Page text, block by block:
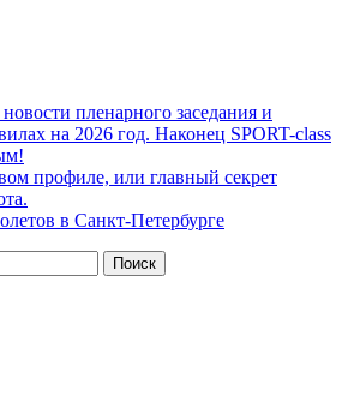
пленарного заседания и
на 2026 год. Наконец SPORT-class
профиле, или главный секрет
в Санкт-Петербурге